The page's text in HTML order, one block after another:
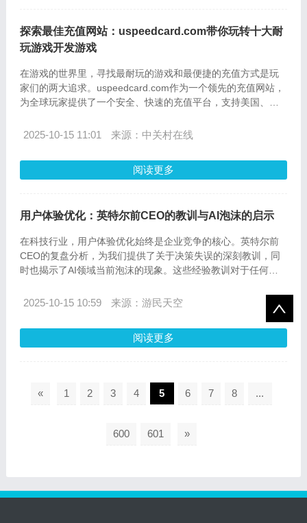
探索最佳充值网站：uspeedcard.com带你玩转十大耐
玩游戏开发游戏
在游戏的世界里，寻找最耐玩的游戏和最便捷的充值方式是玩
家们的两大追求。uspeedcard.com作为一个领先的充值网站，
为全球玩家提供了一个安全、快速的充值平台，支持美国、欧
戏，并详细介绍在uspeedcard.com上的充值流程以及常见问题
2025-10-15 11:01 来源：中关村在线
阅读更多
用户体验优化：英特尔前CEO的教训与AI泡沫的启示
在科技行业，用户体验优化始终是企业竞争的核心。英特尔前
CEO的复盘分析，为我们提供了关于决策失误的深刻教训，同
时也揭示了AI领域当前泡沫的现象。这些经验教训对于任何追
2025-10-15 10:59 来源：游民天空
阅读更多
« 1 2 3 4 5 6 7 8 ...
600 601 »